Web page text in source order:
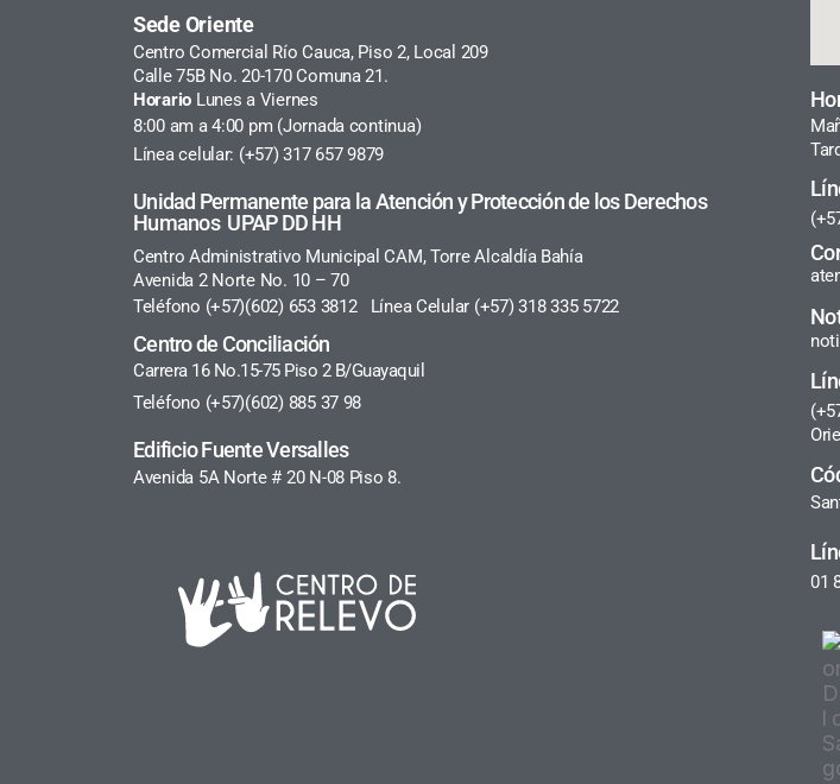
Sede Oriente
Centro Comercial Río Cauca, Piso 2, Local 209
Calle 75B No. 20-170 Comuna 21.
Horario Lunes a Viernes
8:00 am a 4:00 pm (Jornada continua)
Línea celular: (+57) 317 657 9879
Unidad Permanente para la Atención y Protección de los Derechos
Humanos UPAP DD HH
Centro Administrativo Municipal CAM, Torre Alcaldía Bahía
Avenida 2 Norte No. 10 – 70
Teléfono (+57)(602) 653 3812 Línea Celular (+57) 318 335 5722
Centro de Conciliación
Carrera 16 No.15-75 Piso 2 B/Guayaquil
Teléfono (+57)(602) 885 37 98
Edificio Fuente Versalles
Avenida 5A Norte # 20 N-08 Piso 8.
01